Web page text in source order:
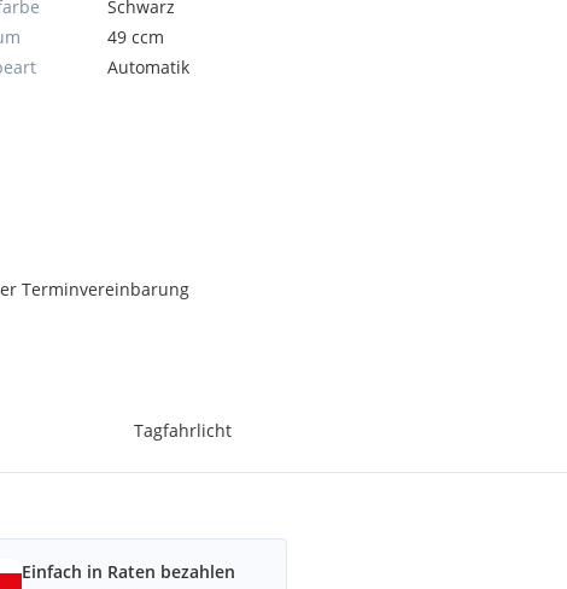
Schwarz
49 ccm
Automatik
Terminvereinbarung
Tagfahrlicht
Einfach in Raten bezahlen